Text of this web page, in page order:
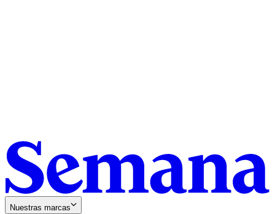
Nuestras marcas